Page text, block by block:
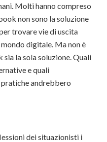
Molti hanno compreso
non sono la soluzione
trovare vie di uscita
mondo digitale. Ma non è
la sola soluzione. Quali
e quali
andrebbero
dei situazionisti i